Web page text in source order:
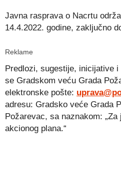
Javna rasprava o Nacrtu
14.4.2022. godine, zaključno
Reklame
Predlozi, sugestije, inicijative i
se Gradskom veću Grada
elektronske pošte: uprava
adresu: Gradsko veće Grada
Požarevac, sa naznakom:
akcionog plana.“